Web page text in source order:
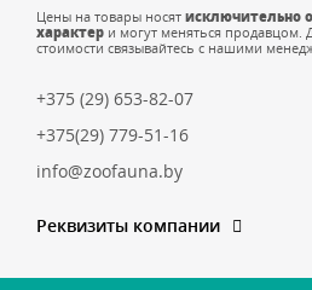
Цены на товары носят исключительно
характер и могут меняться продавцом.
стоимости связывайтесь с нашими
+375 (29) 653-82-07
+375(29) 779-51-16
info@zoofauna.by
Реквизиты компании